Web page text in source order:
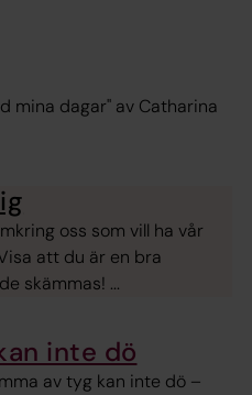
mina dagar" av Catharina
oss som vill ha vår
att du är en bra
skämmas! ...
inte dö
av tyg kan inte dö –